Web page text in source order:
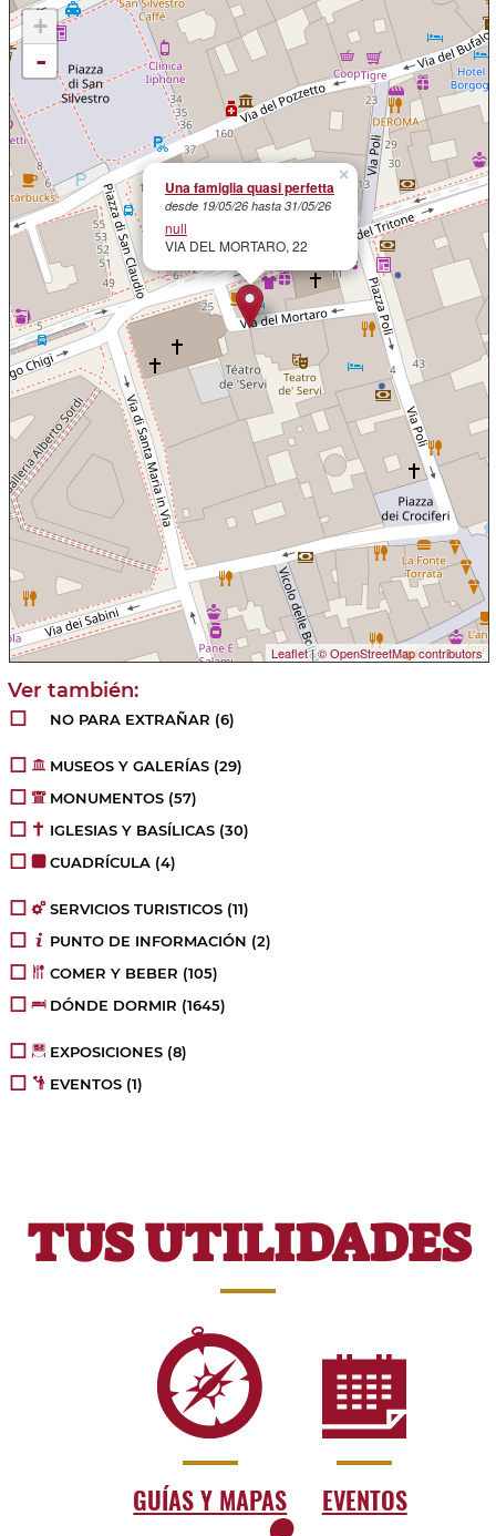
×
Una famiglia quasi perfetta
desde 19/05/26 hasta 31/05/26
null
VIA DEL MORTARO, 22
+
-
Leaflet|© OpenStreetMap contributors
NO PARA EXTRAÑAR (6)
MUSEOS Y GALERÍAS (29)
MONUMENTOS (57)
IGLESIAS Y BASÍLICAS (30)
CUADRÍCULA (4)
SERVICIOS TURISTICOS (11)
PUNTO DE INFORMACIÓN (2)
COMER Y BEBER (105)
DÓNDE DORMIR (1645)
EXPOSICIONES (8)
EVENTOS (1)
TUS UTILIDADES
GUÍAS Y MAPAS EVENTOS